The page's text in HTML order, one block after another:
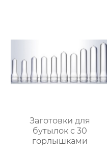
Заготовки для
бутылок с 30
горлышками